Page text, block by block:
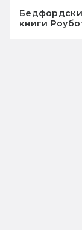
книги